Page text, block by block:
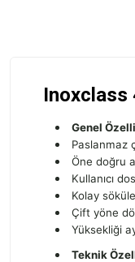
Inoxclass
Genel
Paslanmaz
Öne doğru
Kullanıcı
Kolay
Çift yöne
Yüksekliği
Teknik